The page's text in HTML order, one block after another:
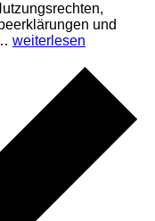
und
„Vertragsgestaltung
Medienproduktion
Expertenwissen
kompakt
weiterlesen